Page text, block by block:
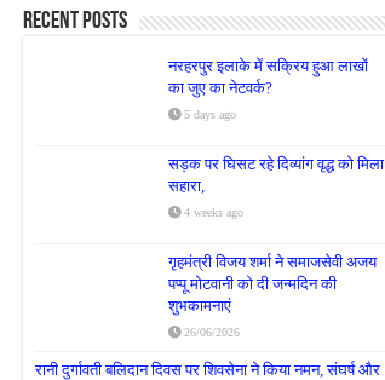
Recent Posts
नरहरपुर इलाके में सक्रिय हुआ लाखों
का जुए का नेटवर्क?
5 days ago
सड़क पर घिसट रहे दिव्यांग वृद्ध को मिला
सहारा,
4 weeks ago
गृहमंत्री विजय शर्मा ने समाजसेवी अजय
पप्पू मोटवानी को दी जन्मदिन की
शुभकामनाएं
26/06/2026
रानी दुर्गावती बलिदान दिवस पर शिवसेना ने किया नमन, संघर्ष और